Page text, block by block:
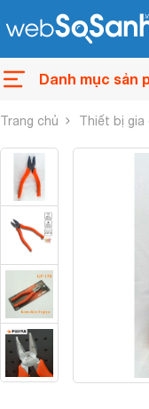
Danh mục sản
Trang chủ Thiết bị gia